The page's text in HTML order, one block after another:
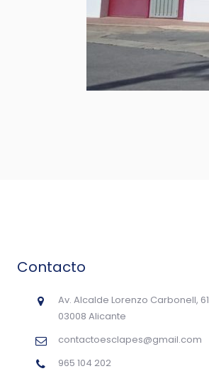
Contacto
Av. Alcalde Lorenzo Carbonell, 61
03008 Alicante
contactoesclapes@gmail.com
965 104 202